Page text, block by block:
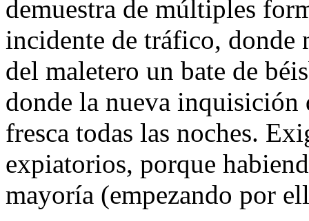
demuestra de múltiples
incidente de tráfico, donde
del maletero un bate de
donde la nueva inquisición
fresca todas las noches.
expiatorios, porque
mayoría (empezando por